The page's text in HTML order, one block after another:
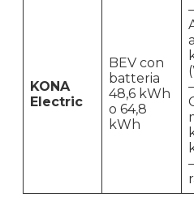
KONA
Electric
BEV con
batteria
48,6 kWh
o 64,8
kWh
–
–